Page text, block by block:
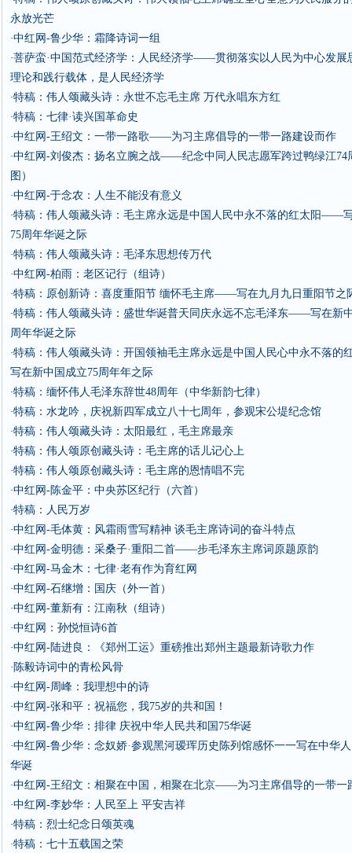
永放光芒
·中红网-鲁少华：霜降诗词一组
·菩萨蛮·中国范式经济学：人民经济学——贯彻落实以人民为中心发展
理论和践行载体，是人民经济学
·特稿：伟人颂藏头诗：永世不忘毛主席 万代永唱东方红
·特稿：七律·读兴国革命史
·中红网-王绍文：一带一路歌——为习主席倡导的一带一路建设而作
·中红网-刘俊杰：扬名立腕之战——纪念中同人民志愿军跨过鸭绿江74
图）
·中红网-于念农：人生不能没有意义
·特稿：伟人颂藏头诗：毛主席永远是中国人民中永不落的红太阳——
75周年华诞之际
·特稿：伟人颂藏头诗：毛泽东思想传万代
·中红网-柏雨：老区记行（组诗）
·特稿：原创新诗：喜度重阳节 缅怀毛主席——写在九月九日重阳节之
·特稿：伟人颂藏头诗：盛世华诞普天同庆永远不忘毛泽东——写在新
周年华诞之际
·特稿：伟人颂藏头诗：开国领袖毛主席永远是中国人民心中永不落
写在新中国成立75周年年之际
·特稿：缅怀伟人毛泽东辞世48周年（中华新韵七律）
·特稿：水龙吟，庆祝新四军成立八十七周年，参观宋公堤纪念馆
·特稿：伟人颂藏头诗：太阳最红，毛主席最亲
·特稿：伟人颂原创藏头诗：毛主席的话儿记心上
·特稿：伟人颂原创藏头诗：毛主席的恩情唱不完
·中红网-陈金平：中央苏区纪行（六首）
·特稿：人民万岁
·中红网-毛体黄：风霜雨雪写精神 谈毛主席诗词的奋斗特点
·中红网-金明德：采桑子·重阳二首——步毛泽东主席词原题原韵
·中红网-马金木：七律·老有作为育红网
·中红网-石继增：国庆（外一首）
·中红网-董新有：江南秋（组诗）
·中红网：孙悦恒诗6首
·中红网-陆进良：《郑州工运》重磅推出郑州主题最新诗歌力作
· 陈毅诗词中的青松风骨
·中红网-周峰：我理想中的诗
·中红网-张和平：祝福您，我75岁的共和国！
·中红网-鲁少华：排律 庆祝中华人民共和国75华诞
·中红网-鲁少华：念奴娇·参观黑河瑷珲历史陈列馆感怀一一写在中华
华诞
·中红网-王绍文：相聚在中国，相聚在北京——为习主席倡导的一带一
·中红网-李妙华：人民至上 平安吉祥
·特稿：烈士纪念日颂英魂
·特稿：七十五载国之荣